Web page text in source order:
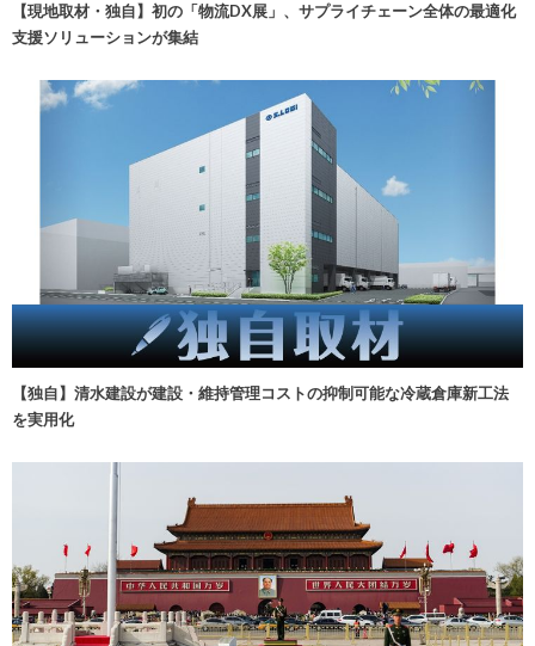
【現地取材・独自】初の「物流DX展」、サプライチェーン全体の最適化
支援ソリューションが集結
【独自】清水建設が建設・維持管理コストの抑制可能な冷蔵倉庫新工法
を実用化